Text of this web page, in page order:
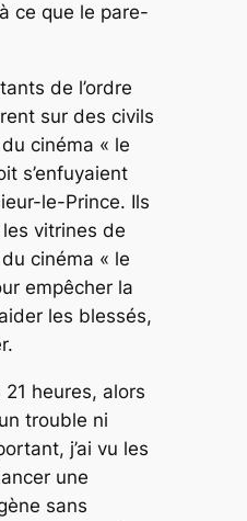
ce que le pare-
de l’ordre
sur des civils
cinéma « le
s’enfuyaient
le-Prince. Ils
vitrines de
cinéma « le
empêcher la
les blessés,
heures, alors
trouble ni
j’ai vu les
une
sans